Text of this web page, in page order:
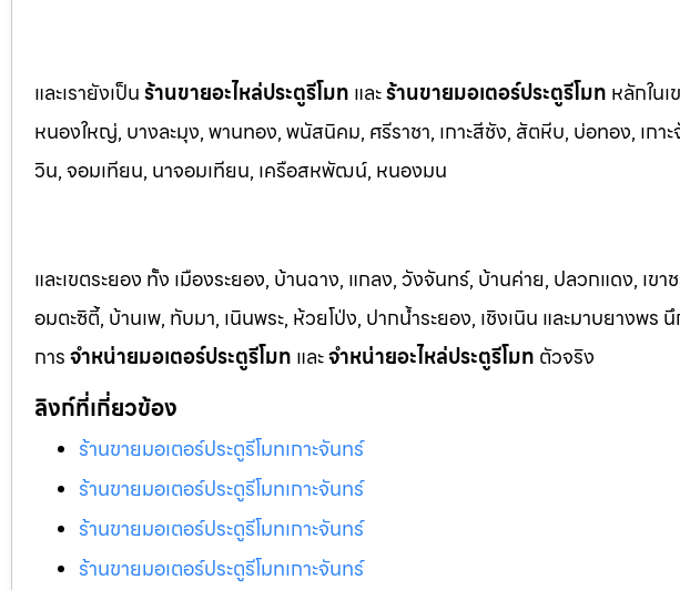
และเรายังเป็นร้านขายอะไหล่ประตูรีโมท และร้านขายมอเตอร์ประตูรีโมท หลกในเ
หนองใหญ่, บางละมุง, พานทอง, พนัสนิคม, ศรีราชา, เกาะสีชัง, สัตหีบ, บ่อทอง, เกา
วิน, จอมเทียน, นาจอมเทียน, เครือสหพัฒน์, หนองมน
และเขตระยอง ทั้ง เมืองระยอง, บ้านฉาง, แกลง, วังจันทร์, บ้านค่าย, ปลวกแดง, เ
อมตะซิตี้, บ้านเพ, ทับมา, เนินพระ, ห้วยโป่ง, ปากน้ำระยอง, เชิงเนิน และมาบยางพ
การจำหน่ายมอเตอร์ประตูรีโมท และจำหน่ายอะไหล่ประตูรีโมท ตัวจริง
ลิงก์ที่เกี่ยวข้อง
ร้านขายมอเตอร์ประตูรีโมทเกาะจันทร์
ร้านขายมอเตอร์ประตูรีโมทเกาะจันทร์
ร้านขายมอเตอร์ประตูรีโมทเกาะจันทร์
ร้านขายมอเตอร์ประตูรีโมทเกาะจันทร์